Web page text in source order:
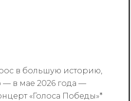
в большую историю,
— в мае 2026 года —
«Голоса Победы»*